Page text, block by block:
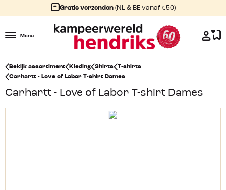
Gratis verzenden (NL & BE vanaf €50)
Menu
Bekijk assortiment Kleding Shirts
T-shirts
Carhartt - Love of Labor T-shirt Dames
Carhartt - Love of Labor T-shirt Dames